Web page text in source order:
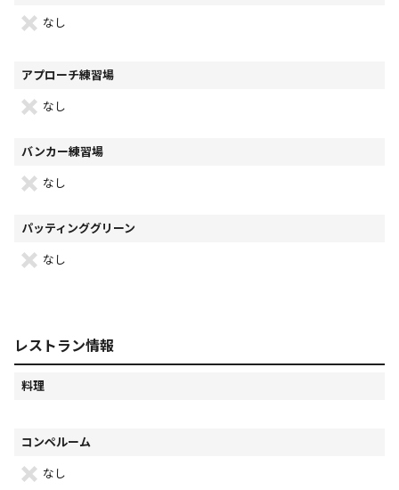
なし
アプローチ練習場
なし
バンカー練習場
なし
パッティンググリーン
なし
レストラン情報
料理
コンペルーム
なし